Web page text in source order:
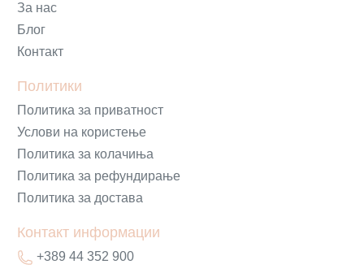
За нас
Блог
Контакт
Политики
Политика за приватност
Услови на користење
Политика за колачиња
Политика за рефундирање
Политика за достава
Контакт информации
+389 44 352 900